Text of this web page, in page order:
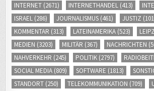
INTERNET (2671) INTERNETHANDEL (413)
ISRAEL (286) JOURNALISMUS (461) JUSTIZ
KOMMENTAR (313) LATEINAMERIKA (523)
MEDIEN (3203) MILITÄR (367) NACHRICHTEN
NAHVERKEHR (245) POLITIK (2797)
SOCIAL MEDIA (809) SOFTWARE (1813)
STANDORT (250) TELEKOMMUNIKATION (709)